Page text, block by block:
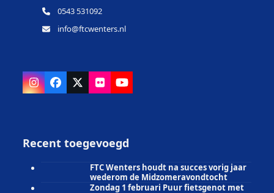
0543 531092
info@ftcwenters.nl
Instagram
Facebook
X FlickrYouTube
Recent toegevoegd
FTC Wenters houdt na succes vorig jaar
wederom de Midzomeravondtocht
Zondag 1 februari Puur fietsgenot met